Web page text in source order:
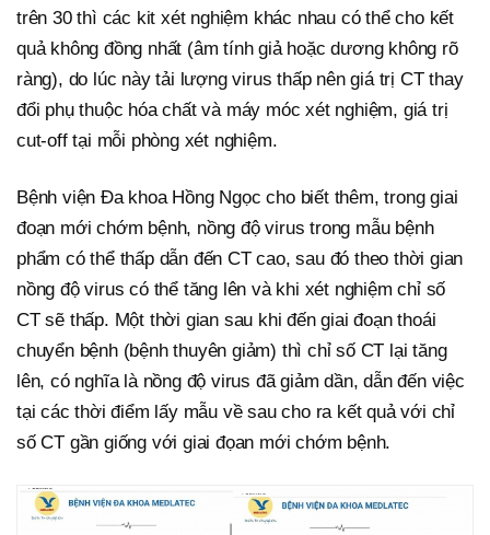
trên 30 thì các kit xét nghiệm khác nhau có thể cho kết
quả không đồng nhất (âm tính giả hoặc dương không rõ
ràng), do lúc này tải lượng virus thấp nên giá trị CT thay
đổi phụ thuộc hóa chất và máy móc xét nghiệm, giá trị
cut-off tại mỗi phòng xét nghiệm.
Bệnh viện Đa khoa Hồng Ngọc cho biết thêm, trong giai
đoạn mới chớm bệnh, nồng độ virus trong mẫu bệnh
phẩm có thể thấp dẫn đến CT cao, sau đó theo thời gian
nồng độ virus có thể tăng lên và khi xét nghiệm chỉ số
CT sẽ thấp. Một thời gian sau khi đến giai đoạn thoái
chuyển bệnh (bệnh thuyên giảm) thì chỉ số CT lại tăng
lên, có nghĩa là nồng độ virus đã giảm dần, dẫn đến việc
tại các thời điểm lấy mẫu về sau cho ra kết quả với chỉ
số CT gần giống với giai đọan mới chớm bệnh.